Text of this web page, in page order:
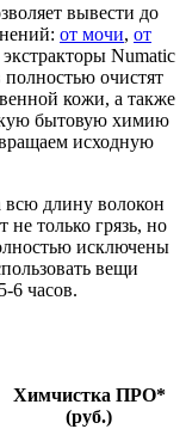
вывести до
от мочи, от
Numatic
очистят
кожи, а также
бытовую химию
исходную
всю длину волокон
не только грязь, но
исключены
вещи
6 часов.
Химчистка ПРО*
(руб.)